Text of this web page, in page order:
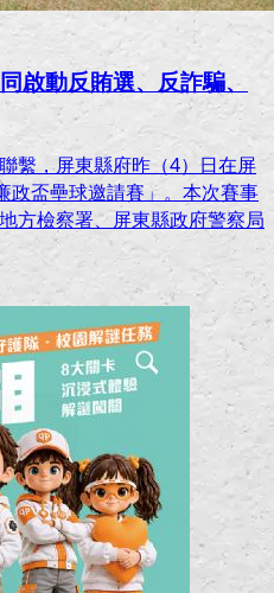
啟動反賄選、反詐騙、
繫，屏東縣府昨（4）日在屏
政盃壘球邀請賽」。本次賽事
方檢察署、屏東縣政府警察局